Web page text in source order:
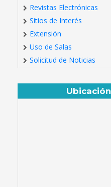
Revistas Electrónicas
Sitios de Interés
Extensión
Uso de Salas
Solicitud de Noticias
Ubicación